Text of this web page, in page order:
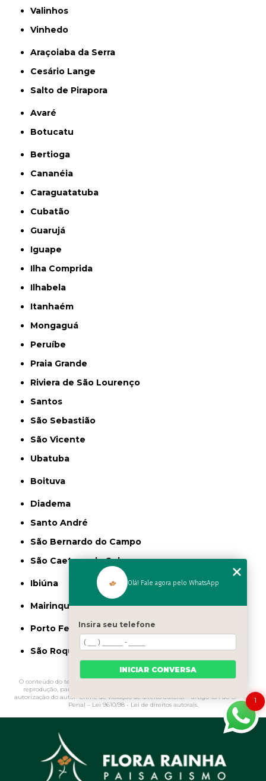
Valinhos
Vinhedo
Araçoiaba da Serra
Cesário Lange
Salto de Pirapora
Avaré
Botucatu
Bertioga
Cananéia
Caraguatatuba
Cubatão
Guarujá
Iguape
Ilha Comprida
Ilhabela
Itanhaém
Mongaguá
Peruíbe
Praia Grande
Riviera de São Lourenço
Santos
São Sebastião
São Vicente
Ubatuba
Boituva
Diadema
Santo André
São Bernardo do Campo
São Caetano do Sul
Ibiúna
Mairinque
Porto Feliz
São Roque
O conteúdo do texto "
reprodução, parcial ou total, mesmo citando nossos links, é proibida sem a
autorização do autor. Crime de violação de direito autoral – artigo 184 do Código
Penal – Lei 9610/98 - Lei de direitos autorais.
1
Olá! Fale agora pelo WhatsApp
Insira seu telefone
INICIAR CONVERSA